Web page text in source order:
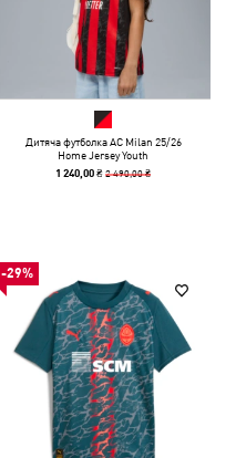
Дитяча футболка AC Milan 25/26
Home Jersey Youth
1 240,00 ₴2 490,00 ₴
-29%